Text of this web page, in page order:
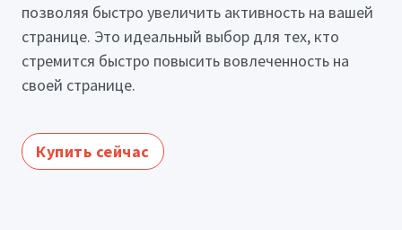
позволяя быстро увеличить активность на вашей
странице. Это идеальный выбор для тех, кто
стремится быстро повысить вовлеченность на
своей странице.
Купить сейчас